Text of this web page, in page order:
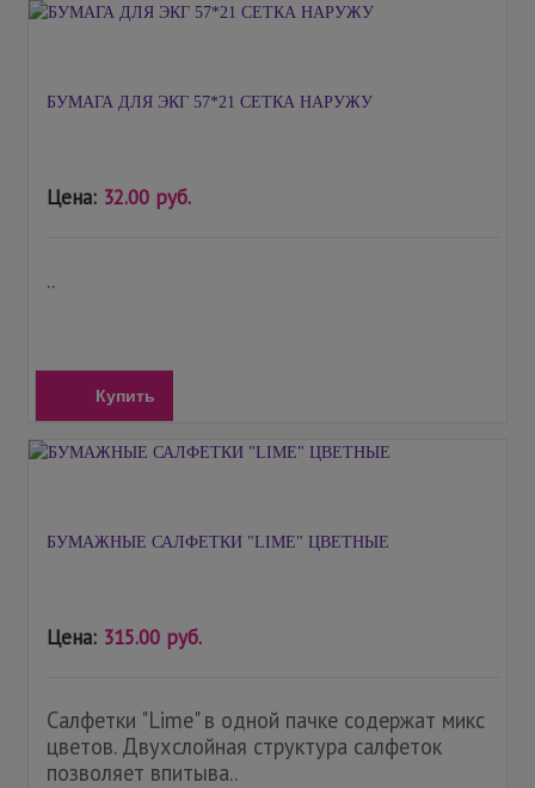
БУМАГА ДЛЯ ЭКГ 57*21 СЕТКА НАРУЖУ
Цена: 32.00 руб.
..
Купить
БУМАЖНЫЕ САЛФЕТКИ "LIME" ЦВЕТНЫЕ
Цена: 315.00 руб.
Салфетки "Lime" в одной пачке содержат микс
цветов. Двухслойная структура салфеток
позволяет впитыва..